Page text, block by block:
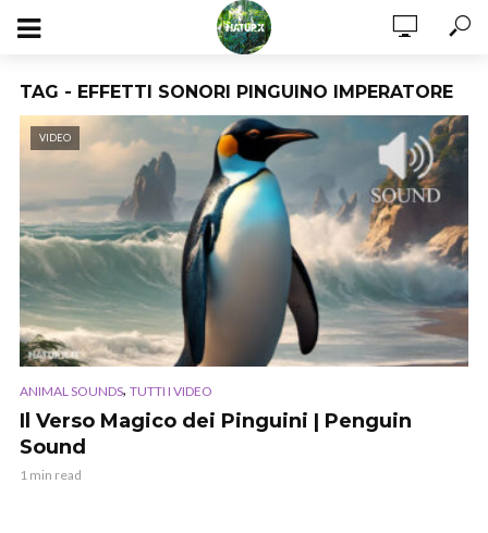
TAG - EFFETTI SONORI PINGUINO IMPERATORE
VIDEO
ANIMAL SOUNDS, TUTTI I VIDEO
Il Verso Magico dei Pinguini | Penguin
Sound
1 min read